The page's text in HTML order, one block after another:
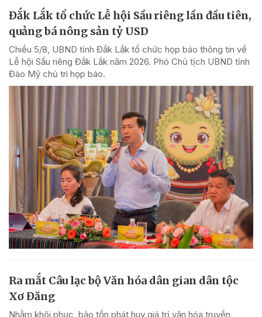
Đắk Lắk tổ chức Lễ hội Sầu riêng lần đầu tiên,
quảng bá nông sản tỷ USD
Chiều 5/8, UBND tỉnh Đắk Lắk tổ chức họp báo thông tin về
Lễ hội Sầu riêng Đắk Lắk năm 2026. Phó Chủ tịch UBND tỉnh
Đào Mỹ chủ trì họp báo.
Ra mắt Câu lạc bộ Văn hóa dân gian dân tộc
Xơ Đăng
Nhằm khôi phục, bảo tồn phát huy giá trị văn hóa truyền